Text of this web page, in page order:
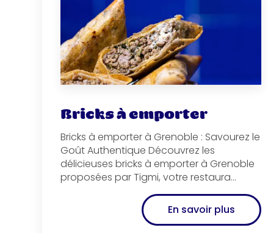
Bricks à emporter
Bricks à emporter à Grenoble : Savourez le
Goût Authentique Découvrez les
délicieuses bricks à emporter à Grenoble
proposées par Tigmi, votre restaura...
En savoir plus